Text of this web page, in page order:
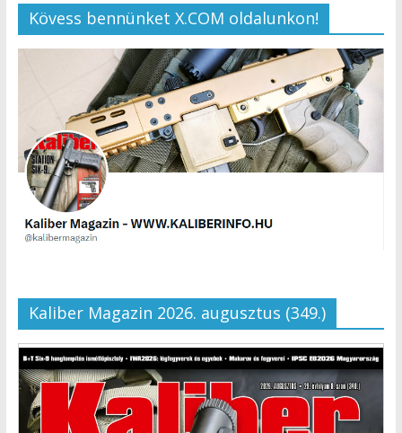
Kövess bennünket X.COM oldalunkon!
Kaliber Magazin 2026. augusztus (349.)